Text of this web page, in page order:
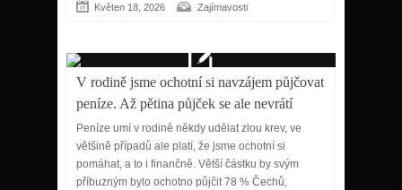
Květen 18, 2026 Zajímavosti
V rodině jsme ochotní si navzájem půjčovat
peníze. Až pětina půjček se ale nevrátí
Peníze umí v rodině někdy udělat zlou krev, ve
většině případů ale platí, že jsme ochotní si
pomáhat, a to i finančně. Větší částku by svým
příbuzným bylo ochotno půjčit 78 % Čechů,